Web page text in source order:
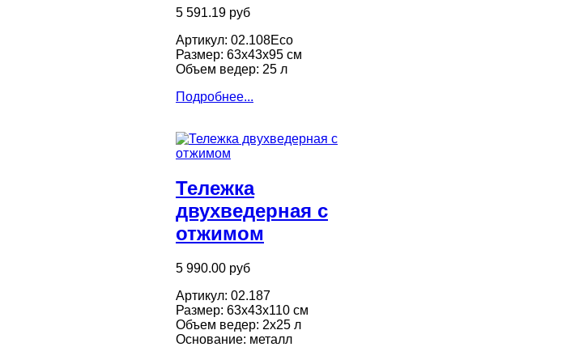
5 591.19 руб
Артикул: 02.108Eco
Размер: 63х43х95 см
Объем ведер: 25 л
Подробнее...
Тележка
двухведерная с
отжимом
5 990.00 руб
Артикул: 02.187
Размер: 63х43х110 см
Объем ведер: 2х25 л
Основание: металл